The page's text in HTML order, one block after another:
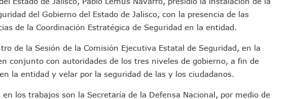
Cierra Filas Por La Defensa Del Agua De Calidad En La Zona Metropolitana De Guadalajara
De Yareli Colmenares Tovar Eleva A 4 Cuerpos Encontrados En El Río
Acompaña A Cientos De Familias En Las Paseadas De Las Palmas 2026
Y Riesgo Por Cocodrilos Mantienen Restricciones En Playas De Puerto Vallarta
Supera El Abandono Y Comienza Una Nueva Vida Con Una Familia
Necesitaba 600 Mil Empleos; Solo Generó 262 Mil En Seis Meses: Coparmex
del Gobierno del Estado de Jalisco, con la presencia de las
de la Coordinación Estratégica de Seguridad en la entidad.
de la Sesión de la Comisión Ejecutiva Estatal de Seguridad, en la
conjunto con autoridades de los tres niveles de gobierno, a fin de
la entidad y velar por la seguridad de las y los ciudadanos.
los trabajos son la Secretaría de la Defensa Nacional, por medio de